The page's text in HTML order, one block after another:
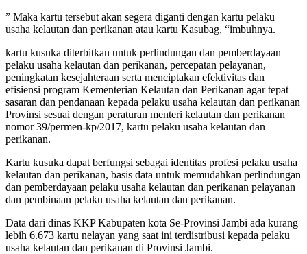
” Maka kartu tersebut akan segera diganti dengan kartu pelaku
usaha kelautan dan perikanan atau kartu Kasubag, “imbuhnya.
kartu kusuka diterbitkan untuk perlindungan dan pemberdayaan
pelaku usaha kelautan dan perikanan, percepatan pelayanan,
peningkatan kesejahteraan serta menciptakan efektivitas dan
efisiensi program Kementerian Kelautan dan Perikanan agar tepat
sasaran dan pendanaan kepada pelaku usaha kelautan dan perikanan
Provinsi sesuai dengan peraturan menteri kelautan dan perikanan
nomor 39/permen-kp/2017, kartu pelaku usaha kelautan dan
perikanan.
Kartu kusuka dapat berfungsi sebagai identitas profesi pelaku usaha
kelautan dan perikanan, basis data untuk memudahkan perlindungan
dan pemberdayaan pelaku usaha kelautan dan perikanan pelayanan
dan pembinaan pelaku usaha kelautan dan perikanan.
Data dari dinas KKP Kabupaten kota Se-Provinsi Jambi ada kurang
lebih 6.673 kartu nelayan yang saat ini terdistribusi kepada pelaku
usaha kelautan dan perikanan di Provinsi Jambi.